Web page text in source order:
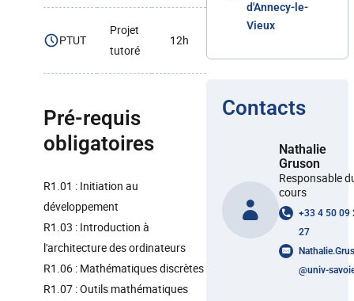
PTUT
Projet
tutoré
12h
Pré-requis
obligatoires
R1.01 : Initiation au
développement
R1.03 : Introduction à
l'architecture des ordinateurs
R1.06 : Mathématiques discrètes
R1.07 : Outils mathématiques
d'Annecy-le-
Vieux
Contacts
Nathalie
Gruson
Responsable
cours
+33 4 50 09
27
@univ-